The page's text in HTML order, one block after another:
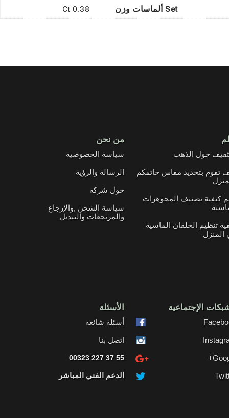
Set ألماسات وزن 0.38 Ct
من نحن
سياسة الخصوصية
الرسالة والرؤية
حول شركة
سياسة الشحن ,والإرجاع
والمرتجعات والتبديل
حول الذهب
تقوم بتحديد مقاس خاتمكم
كيفية تصنيف المجوهرات
تنظيم الحلقان الماسية
المنزل
الأسئلة
أسئلة شائعة
اتصل بنا
00323 227 37 55
الدعم الفني المباشر
الإجتماعية